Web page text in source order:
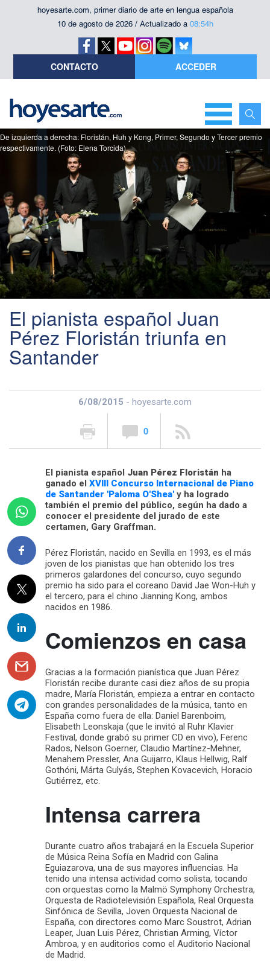
hoyesarte.com, primer diario de arte en lengua española
10 de agosto de 2026 / Actualizado a 08:54h
CONTACTO ACCEDER
De izquierda a derecha: Floristán, Huh y Kong, Primer, Segundo y Tercer premio
respectivamente. (Foto: Elena Torcida)
El pianista español Juan
Pérez Floristán triunfa en
Santander
6/08/2015 - hoyesarte.com
0
El pianista español Juan Pérez Floristán ha
ganado el XVIII Concurso Internacional de Piano
de Santander 'Paloma O'Shea' y ha logrado
también el premio del público, según ha dado a
conocer el presidente del jurado de este
certamen, Gary Graffman.
Pérez Floristán, nacido en Sevilla en 1993, es el más
joven de los pianistas que han obtenido los tres
primeros galardones del concurso, cuyo segundo
premio ha sido para el coreano David Jae Won-Huh y
el tercero, para el chino Jianning Kong, ambos
nacidos en 1986.
Comienzos en casa
Gracias a la formación pianística que Juan Pérez
Floristán recibe durante casi diez años de su propia
madre, María Floristán, empieza a entrar en contacto
con grandes personalidades de la música, tanto en
España como fuera de ella: Daniel Barenboim,
Elisabeth Leonskaja (que le invitó al Ruhr Klavier
Festival, donde grabó su primer CD en vivo), Ferenc
Rados, Nelson Goerner, Claudio Martínez-Mehner,
Menahem Pressler, Ana Guijarro, Klaus Hellwig, Ralf
Gothóni, Márta Gulyás, Stephen Kovacevich, Horacio
Gutiérrez, etc.
Intensa carrera
Durante cuatro años trabajará en la Escuela Superior
de Música Reina Sofía en Madrid con Galina
Eguiazarova, una de sus mayores influencias. Ha
tenido una intensa actividad como solista, tocando
con orquestas como la Malmö Symphony Orchestra,
Orquesta de Radiotelevisión Española, Real Orquesta
Sinfónica de Sevilla, Joven Orquesta Nacional de
España, con directores como Marc Soustrot, Adrian
Leaper, Juan Luis Pérez, Christian Arming, Víctor
Ambroa, y en auditorios como el Auditorio Nacional
de Madrid.